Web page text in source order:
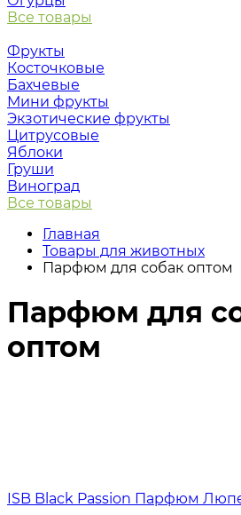
Все товары
Фрукты
Косточковые
Бахчевые
Мини фрукты
Экзотические фрукты
Цитрусовые
Яблоки
Груши
Виноград
Все товары
Главная
Товары для животных
Парфюм для собак оптом
Парфюм для
оптом
ISB Black Passion Парфюм